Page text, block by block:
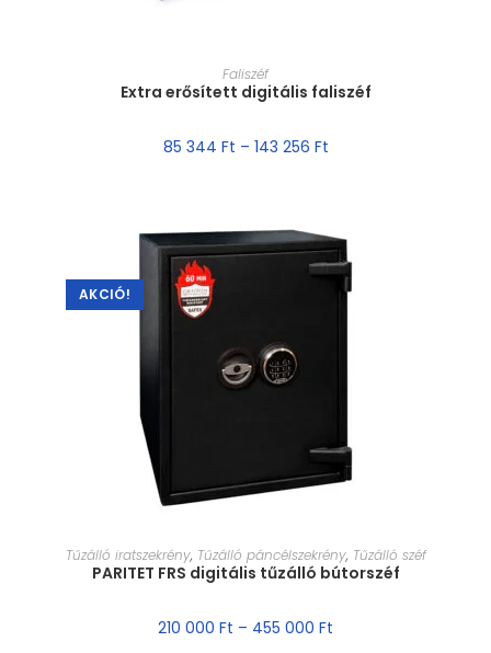
MÉRET VÁLASZTÁSA
Faliszéf
Extra erősített digitális faliszéf
85 344 Ft – 143 256 Ft
AKCIÓ!
MÉRET VÁLASZTÁSA
Tűzálló iratszekrény, Tűzálló páncélszekrény, Tűzálló széf
PARITET FRS digitális tűzálló bútorszéf
210 000 Ft – 455 000 Ft